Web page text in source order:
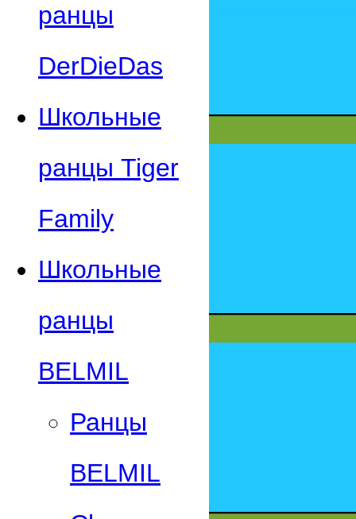
ранцы
DerDieDas
Школьные
ранцы Tiger
Family
Школьные
ранцы
BELMIL
Ранцы
BELMIL